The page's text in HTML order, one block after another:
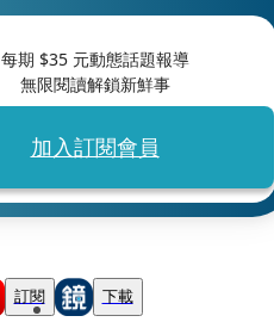
每期 $35元動態話題報導
無限閱讀解鎖新鮮事
加入訂閱會員
訂閱 下載